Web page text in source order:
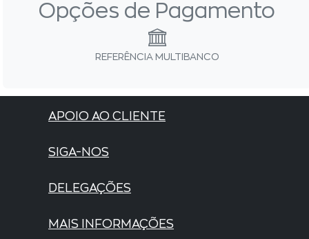
Opções de Pagamento
REFERÊNCIA MULTIBANCO
APOIO AO CLIENTE
SIGA-NOS
DELEGAÇÕES
MAIS INFORMAÇÕES